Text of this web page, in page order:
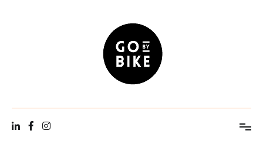
Go By Bike